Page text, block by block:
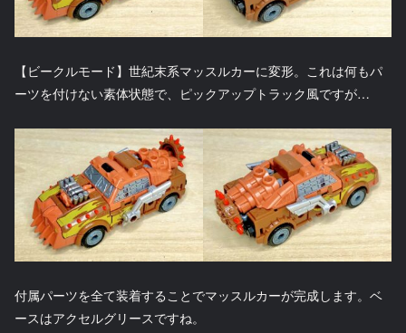
【ビークルモード】世紀末系マッスルカーに変形。これは何もパ
ーツを付けない素体状態で、ピックアップトラック風ですが…
付属パーツを全て装着することでマッスルカーが完成します。ベ
ースはアクセルグリースですね。